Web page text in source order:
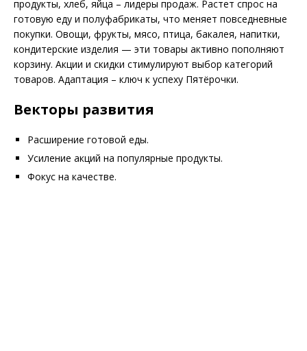
продукты, хлеб, яйца – лидеры продаж. Растет спрос на
готовую еду и полуфабрикаты, что меняет повседневные
покупки. Овощи, фрукты, мясо, птица, бакалея, напитки,
кондитерские изделия — эти товары активно пополняют
корзину. Акции и скидки стимулируют выбор категорий
товаров. Адаптация – ключ к успеху Пятёрочки.
Векторы развития
Расширение готовой еды.
Усиление акций на популярные продукты.
Фокус на качестве.